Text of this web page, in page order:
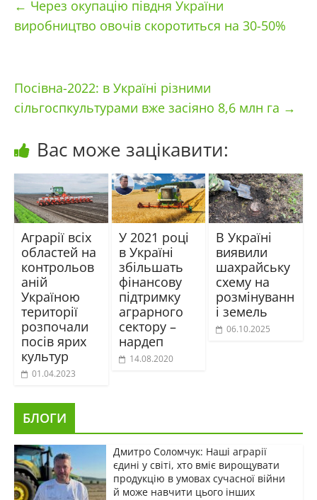
← Через окупацію півдня України
виробництво овочів скоротиться на 30-50%
Посівна-2022: в Україні різними
сільгоспкультурами вже засіяно 8,6 млн га →
Вас може зацікавити:
Аграрії всіх
областей на
контрольов
аній
Україною
території
розпочали
посів ярих
культур
01.04.2023
У 2021 році
в Україні
збільшать
фінансову
підтримку
аграрного
сектору –
нардеп
14.08.2020
В Україні
виявили
шахрайську
схему на
розмінуванн
і земель
06.10.2025
БЛОГИ
Дмитро Соломчук: Наші аграрії
єдині у світі, хто вміє вирощувати
продукцію в умовах сучасної війни
й може навчити цього інших